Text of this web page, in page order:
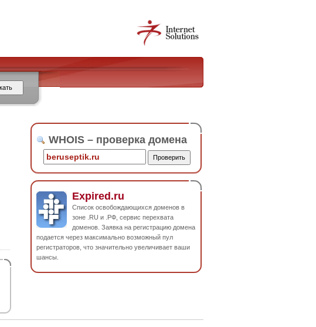
WHOIS – проверка домена
Expired.ru
Список освобождающихся доменов в
зоне .RU и .РФ, сервис перехвата
доменов. Заявка на регистрацию домена
подается через максимально возможный пул
регистраторов, что значительно увеличивает ваши
шансы.